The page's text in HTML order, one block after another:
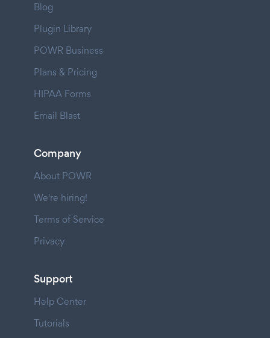
Blog
Plugin Library
POWR Business
Plans & Pricing
HIPAA Forms
Email Blast
Company
About POWR
We're hiring!
Terms of Service
Privacy
Support
Help Center
Tutorials